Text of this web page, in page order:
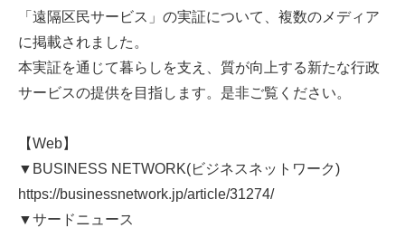
「遠隔区民サービス」の実証について、複数のメディア
に掲載されました。
本実証を通じて暮らしを支え、質が向上する新たな行政
サービスの提供を目指します。是非ご覧ください。
【Web】
▼BUSINESS NETWORK(ビジネスネットワーク)
https://businessnetwork.jp/article/31274/
▼サードニュース